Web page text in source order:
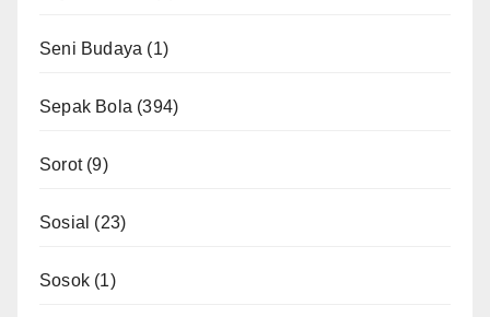
Seni Budaya (1)
Sepak Bola (394)
Sorot(9)
Sosial (23)
Sosok (1)